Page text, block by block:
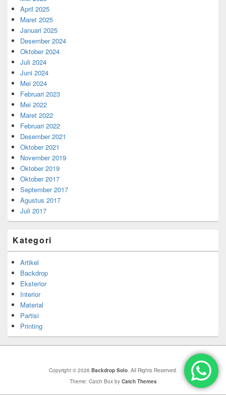
April 2025
Maret 2025
Januari 2025
Desember 2024
Oktober 2024
Juli 2024
Juni 2024
Mei 2024
Februari 2023
Mei 2022
Maret 2022
Februari 2022
Desember 2021
Oktober 2021
November 2019
Oktober 2019
Oktober 2017
September 2017
Agustus 2017
Juli 2017
Kategori
Artikel
Backdrop
Eksterior
Interior
Material
Partisi
Printing
Copyright © 2026 Backdrop Solo. All Rights Reserved.
Theme: Catch Box by Catch Themes